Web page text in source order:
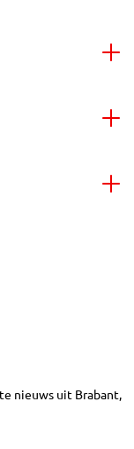
nieuws uit Brabant,